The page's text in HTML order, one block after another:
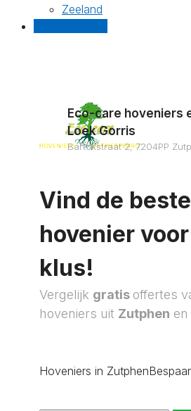
Zeeland
Eco-care hoveniers
Loek Gorris
Bartokstraat 2, 7204PP
Vind de beste
hovenier
klus!
Vergelijk gratis offertes
hoveniers uit Zutphen
Hoveniers in Zutphen